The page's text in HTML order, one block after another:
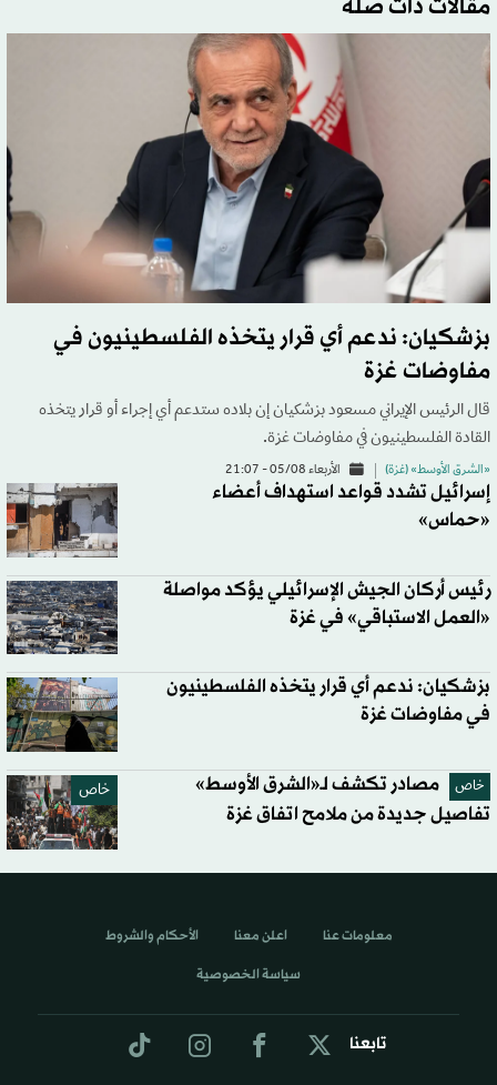
مقالات ذات صلة
بزشكيان: ندعم أي قرار يتخذه الفلسطينيون في
مفاوضات غزة
قال الرئيس الإيراني مسعود ‌بزشكيان إن بلاده ستدعم أي إجراء أو قرار يتخذه
القادة الفلسطينيون في مفاوضات غزة.
«الشرق الأوسط» (غزة) الأربعاء 05/08 - 21:07
إسرائيل تشدد قواعد استهداف أعضاء
«حماس»
رئيس أركان الجيش الإسرائيلي يؤكد مواصلة
«العمل الاستباقي» في غزة
بزشكيان: ندعم أي قرار يتخذه الفلسطينيون
في مفاوضات غزة
خاص خاص
مصادر تكشف لـ«الشرق الأوسط»
تفاصيل جديدة من ملامح اتفاق غزة
تابعنا
معلومات عنا اعلن معنا الأحكام والشروط
سياسة الخصوصية